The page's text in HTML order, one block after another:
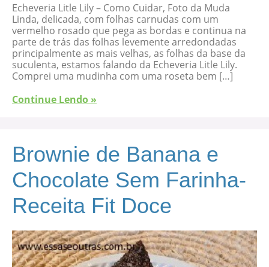
Echeveria Litle Lily – Como Cuidar, Foto da Muda
Linda, delicada, com folhas carnudas com um
vermelho rosado que pega as bordas e continua na
parte de trás das folhas levemente arredondadas
principalmente as mais velhas, as folhas da base da
suculenta, estamos falando da Echeveria Litle Lily.
Comprei uma mudinha com uma roseta bem […]
Continue Lendo »
Brownie de Banana e
Chocolate Sem Farinha-
Receita Fit Doce